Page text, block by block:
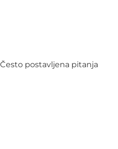
Često postavljena pitanja